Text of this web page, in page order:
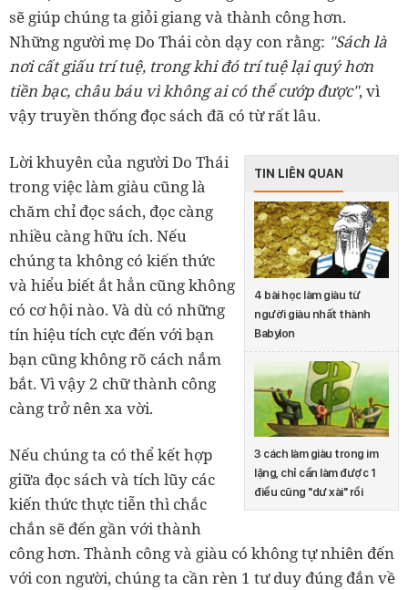
sẽ giúp chúng ta giỏi giang và thành công hơn.
Những người mẹ Do Thái còn dạy con rằng: "Sách là
nơi cất giấu trí tuệ, trong khi đó trí tuệ lại quý hơn
tiền bạc, châu báu vì không ai có thể cướp được", vì
vậy truyền thống đọc sách đã có từ rất lâu.
TIN LIÊN QUAN
4 bài học làm giàu từ
người giàu nhất thành
Babylon
3 cách làm giàu trong im
lặng, chỉ cần làm được 1
điều cũng "dư xài" rồi
Lời khuyên của người Do Thái
trong việc làm giàu cũng là
chăm chỉ đọc sách, đọc càng
nhiều càng hữu ích. Nếu
chúng ta không có kiến thức
và hiểu biết ắt hẳn cũng không
có cơ hội nào. Và dù có những
tín hiệu tích cực đến với bạn
bạn cũng không rõ cách nắm
bắt. Vì vậy 2 chữ thành công
càng trở nên xa vời.
Nếu chúng ta có thể kết hợp
giữa đọc sách và tích lũy các
kiến thức thực tiễn thì chắc
chắn sẽ đến gần với thành
công hơn. Thành công và giàu có không tự nhiên đến
với con người, chúng ta cần rèn 1 tư duy đúng đắn về